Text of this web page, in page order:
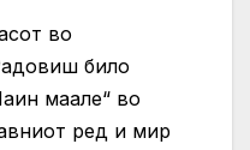
во
било
маале“ во
ред и мир